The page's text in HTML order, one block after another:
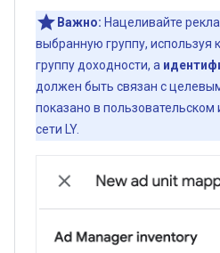
Важно: Нацеливайте
выбранную группу, используя
группу доходности, а
должен быть связан с
показано в
сети LY.